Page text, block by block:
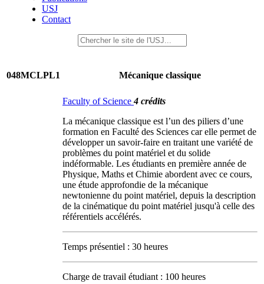
USJ
Contact
048MCLPL1 Mécanique classique
Faculty of Science4 crédits
La mécanique classique est l’un des piliers d’une
formation en Faculté des Sciences car elle permet de
développer un savoir-faire en traitant une variété de
problèmes du point matériel et du solide
indéformable. Les étudiants en première année de
Physique, Maths et Chimie abordent avec ce cours,
une étude approfondie de la mécanique
newtonienne du point matériel, depuis la description
de la cinématique du point matériel jusqu'à celle des
référentiels accélérés.
Temps présentiel : 30 heures
Charge de travail étudiant : 100 heures